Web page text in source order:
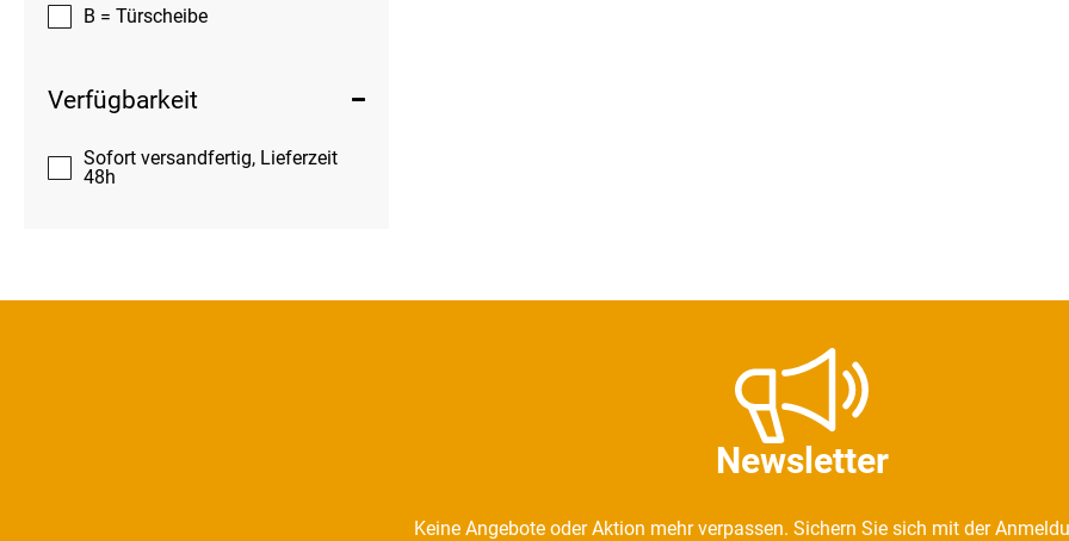
B = Türscheibe
Verfügbarkeit
Sofort versandfertig, Lieferzeit
48h
Newsletter
Keine Angebote oder Aktion mehr verpassen. Sichern Sie sich mit der